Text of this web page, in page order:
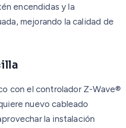
encendidas y la
mejorando la calidad de
con el controlador Z-Wave®
nuevo cableado
la instalación